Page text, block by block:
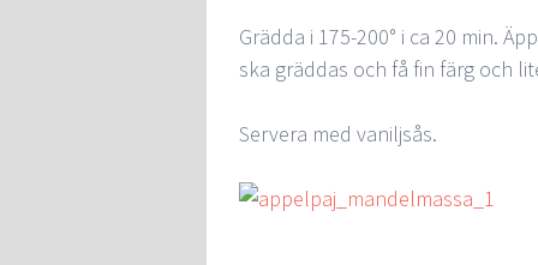
Grädda i 175-200° i ca 20 min.
ska gräddas och få fin färg och
Servera med vaniljsås.